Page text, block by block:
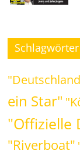
Schlagwörter
ein Star"
"Offizielle
"Riverboat"